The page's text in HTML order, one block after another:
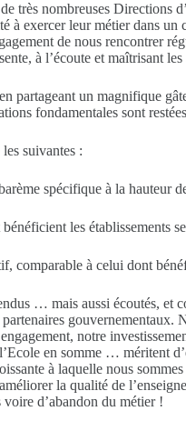
très nombreuses
à exercer leur métier dans
de nous rencontrer
à l’écoute et maîtrisant les
partageant un magnifique
fondamentales sont
suivantes :
spécifique à la hauteur
les établissements
à celui dont
… mais aussi écoutés,
notre
en somme … méritent
à laquelle nous
la qualité de
voire d’abandon du métier !